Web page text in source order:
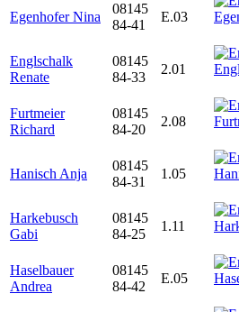
Egenhofer Nina
08145
84-41
E.03
Englschalk
Renate
08145
84-33
2.01
Furtmeier
Richard
08145
84-20
2.08
Hanisch Anja
08145
84-31
1.05
Harkebusch
Gabi
08145
84-25
1.11
Haselbauer
Andrea
08145
84-42
E.05